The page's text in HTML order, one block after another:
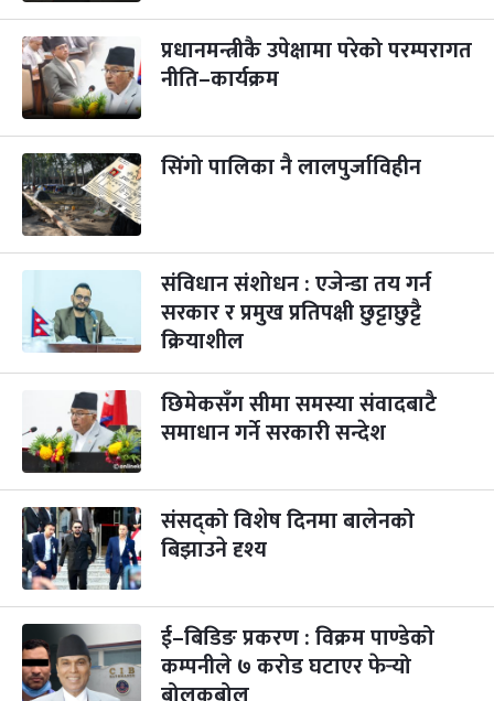
४
बुध कार्तिक ४, २०८३ Oct 21, 2026
५
बिहि
पापा‌ङ्कुशा एकादशी व्रत
कार्तिक ५, २०८३
२२
आइत
कुकुर तिहार
कार्तिक २२, २०८३
३ महिना बाँकी
२३
सोम
गाई पूजा
कार्तिक २३, २०८३ -
२४
मंगल
गोरुपुजा
कार्तिक २४, २०८३-Nov 10, 2026
३ महिना बाँकी
२५
बुध
भाइटीका
कार्तिक २५, २०८३ - Nov 11, 2026
३ महिना बाँकी
२९
आइत
छठपर्व
कार्तिक २९, २०८३-Nov 15, 2026
१०
शुक्र
क्रिसमस डे
पौष १०, २०८३
१५
बुध
तमुल्होछार
पौष १५, २०८३- Dec 30, 2026
४ महिना बाँकी
प्रधानमन्त्रीकै उपेक्षामा परेको परम्परागत
नीति–कार्यक्रम
सिंगो पालिका नै लालपुर्जाविहीन
संविधान संशोधन : एजेन्डा तय गर्न
सरकार र प्रमुख प्रतिपक्षी छुट्टाछुट्टै
क्रियाशील
छिमेकसँग सीमा समस्या संवादबाटै
समाधान गर्ने सरकारी सन्देश
संसद्को विशेष दिनमा बालेनको
बिझाउने दृश्य
ई–बिडिङ प्रकरण : विक्रम पाण्डेको
कम्पनीले ७ करोड घटाएर फेर्‍यो